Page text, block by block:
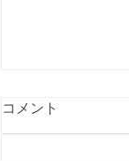
コメント